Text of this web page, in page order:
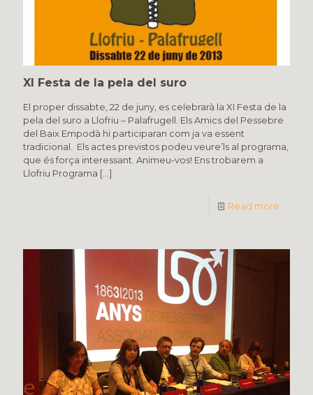
XI Festa de la pela del suro
El proper dissabte, 22 de juny, es celebrarà la XI Festa de la
pela del suro a Llofriu – Palafrugell. Els Amics del Pessebre
del Baix Empodà hi participaran com ja va essent
tradicional. Els actes previstos podeu veure’ls al programa,
que és força interessant. Animeu-vos! Ens trobarem a
Llofriu Programa […]
Read more